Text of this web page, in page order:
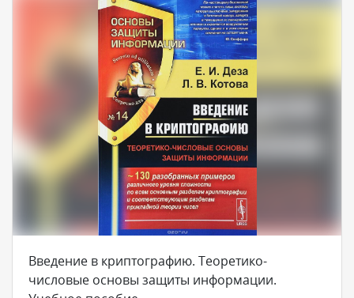
Введение в криптографию. Теоретико-
числовые основы защиты информации.